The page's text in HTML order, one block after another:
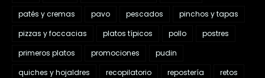
patés y cremas
pavo pescados
pinchos y tapas
pizzas y foccacias
platos típicos pollo
postres
primeros platos
promociones
pudin
quiches y hojaldres
recopilatorio repostería
retos